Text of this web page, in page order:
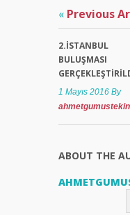
« Previous
2.İSTANBUL
BULUŞMASI
1 Mayıs 2016 By
ahmetgumustekin
ABOUT THE